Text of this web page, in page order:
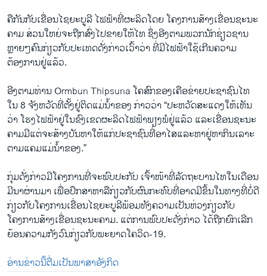
ຄືກັນກັບເຂື່ອນໄຊຍະບູລີ ໄຟຟ້າທີ່ຜະລິດໂດຍ ໂຄງການສ້າງເຂື່ອນຊະນະ
ຄາມ ສ່ວນໃຫຍ່ຈະຖືກສົ່ງໄປຂາຍໃຫ້ໄທ ຊຶ່ງອີງຕາມພວກນັກຊ່ຽວຊານ
ຫຼາຍໆຄົນກ່ຽວກັບປະເທດດັ່ງກ່າວເວົ້າວ່າ ທີ່ມີໄຟຟ້າໃຊ້ເກີນຄວາມ
ຕ້ອງການຢູ່ແລ້ວ.
ອີງຕາມທ່ານ Ormbun Thipsuna ໂຄສົກຂອງເຄືອຂ່າຍປະຊາຊົນໄທ
ໃນ 8 ຈັງຫວັດທີ່ຕັ້ງຢູ່ຕິດແມ່ນ້ຳຂອງ ກ່າວວ່າ “ປະຫວັດສະແດງໃຫ້ເຫັນ
ວ່າ ໂຮງໄຟຟ້າຢູ່ໃນຂົງເຂດຜະລິດໄຟຟ້າພຽງພໍຢູ່ແລ້ວ ແລະເຂື່ອນຊະນະ
ຄາມມີແຕ່ຈະສ້າງບັນຫາໃຫ້ແກ່ປະຊາຊົນທີ່ອາໄສແລະຫາຢູ່ຫາກິນເລາະ
ຕາມແຄມແມ່ນ້ຳຂອງ.”
ກຸ່ມດັ່ງກ່າວມີໂຄງການທີ່ຈະພົບປະກັບ ເຈົ້າໜ້າທີ່ລັດຖະບານໄທໃນເດືອນ
ມີນາຜ່ານມາ ເພື່ອປຶກສາຫາລືກ່ຽວກັບຜົນກະທົບທີ່ອາດມີຂຶ້ນໃນທາງທີ່ບໍ່ດີ
ກ່ຽວກັບໂຄງການເຂື່ອນໄຊຍະບູລີພ້ອມທັງຄວາມເປັນຫ່ວງກ່ຽວກັບ
ໂຄງການສ້າງເຂື່ອນຊະນະຄາມ. ແຕ່ການພົບປະດັ່ງກ່າວ ໄດ້ຖືກຍົກເລີກ
ຍ້ອນຄວາມກັງວົນກ່ຽວກັບພະຍາດໂຄວິດ-19.
ອ່ານຂ່າວນີ້ຕື່ມເປັນພາສາອັງກິດ